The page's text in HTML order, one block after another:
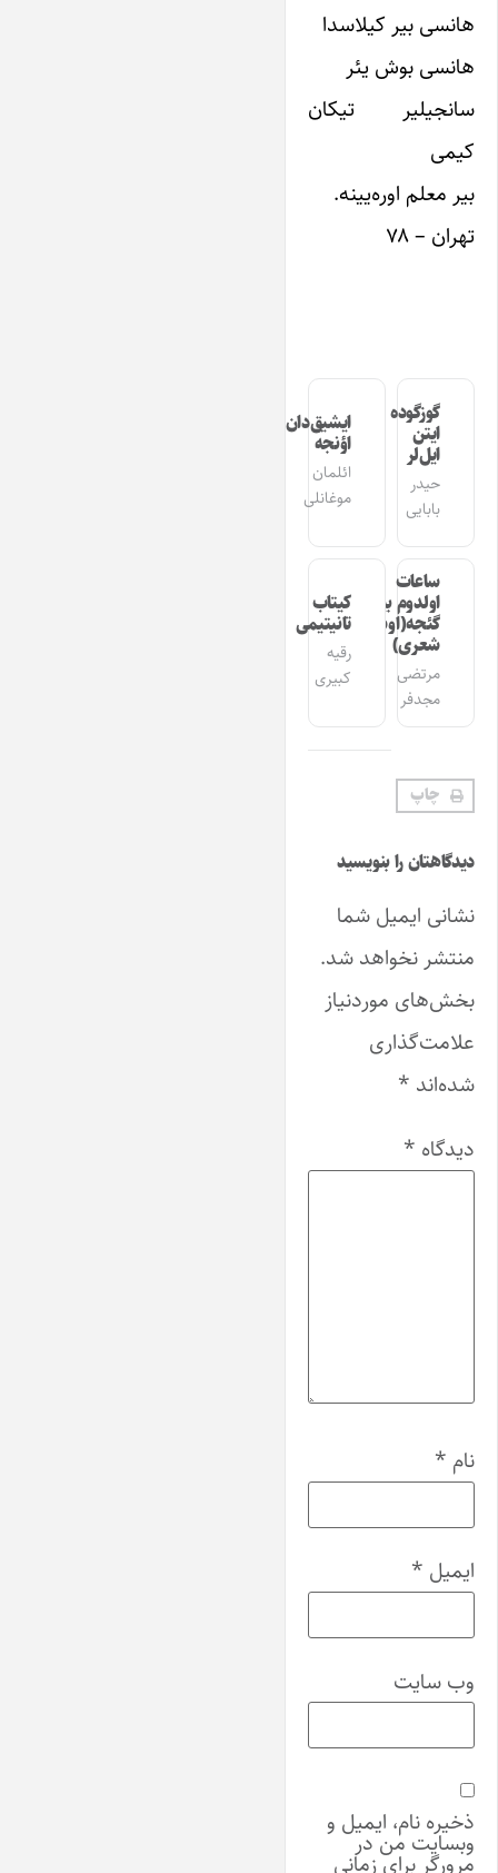
هانسی بیر کیلاسدا
هانسی بوش یئر
سانجیلیر تیکان
کیمی
بیر معلم اوره‌یینه.
تهران – ۷۸
گوزگوده
ایتن
ایل‌لر
حیدر
بابایی
ایشیق‌دان
اؤنجه
ائلمان
موغانلی
ساعات
اولدوم بیر
گئجه(اوشاق
شعری)
مرتضی
مجدفر
کیتاب
تانیتیمی
رقیه
کبیری
چاپ
دیدگاهتان را بنویسید
نشانی ایمیل شما
منتشر نخواهد شد.
بخش‌های موردنیاز
علامت‌گذاری
شده‌اند *
دیدگاه *
نام *
ایمیل *
وب‌ سایت
ذخیره نام، ایمیل و
وبسایت من در
مرورگر برای زمانی